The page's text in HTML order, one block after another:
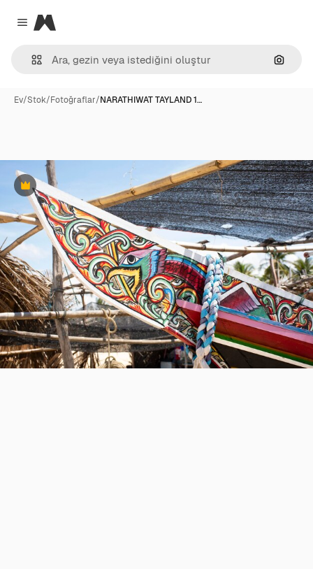
Close menu
Magnific
Ev/Stok/Fotoğraflar/NARATHIWAT TAYLAND 1…
Premium